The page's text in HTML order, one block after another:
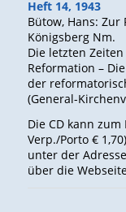
Heft 14, 1943
Bütow, Hans:
Königsberg Nm.
Die letzten
Reformation –
der
(General-
Die CD kann
Verp./Porto €
unter der
über die